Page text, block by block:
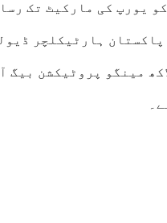
یورپ کی مارکیٹ تک
ہارٹیکلچر
مینگو پروٹیکشن بیگ
23:00
25°C
00:00 01:00 02:00